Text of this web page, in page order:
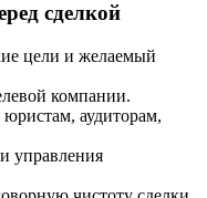
сделкой
цели и желаемый
компании.
аудиторам,
управления